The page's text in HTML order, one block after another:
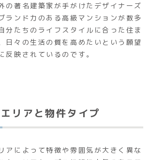
の著名建築家が手がけたデザイナーズ
ランド力のある高級マンションが数多
分たちのライフスタイルに合った住ま
日々の生活の質を高めたいという願望
反映されているのです。
リアと物件タイプ
アによって特徴や雰囲気が大きく異な